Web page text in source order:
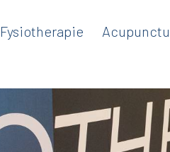
Fysiotherapie